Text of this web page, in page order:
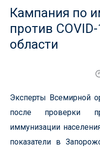
Кампания по
против
области
Эксперты Всемирной
после проверки
иммунизации
показатели в